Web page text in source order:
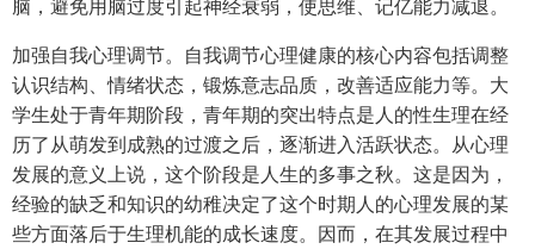
脑，避免用脑过度引起神经衰弱，使思维、记亿能力减退。
加强自我心理调节。自我调节心理健康的核心内容包括调整
认识结构、情绪状态，锻炼意志品质，改善适应能力等。大
学生处于青年期阶段，青年期的突出特点是人的性生理在经
历了从萌发到成熟的过渡之后，逐渐进入活跃状态。从心理
发展的意义上说，这个阶段是人生的多事之秋。这是因为，
经验的缺乏和知识的幼稚决定了这个时期人的心理发展的某
些方面落后于生理机能的成长速度。因而，在其发展过程中